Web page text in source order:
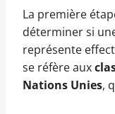
La première
déterminer si
représente
se réfère aux
Nations Unies,